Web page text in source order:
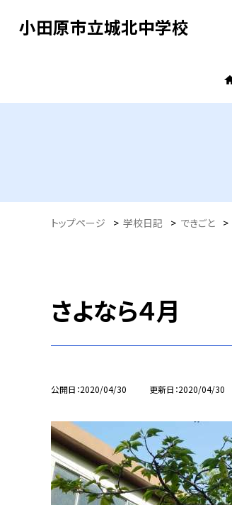
小田原市立城北中学校
トップページ > 学校日記 > できごと >
さよなら４月
公開日 2020/04/30 更新日 2020/04/30